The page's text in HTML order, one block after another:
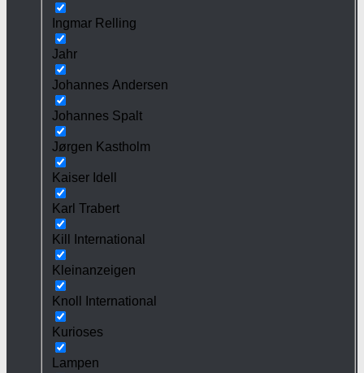
Ingmar Relling
Jahr
Johannes Andersen
Johannes Spalt
Jørgen Kastholm
Kaiser Idell
Karl Trabert
Kill International
Kleinanzeigen
Knoll International
Kurioses
Lampen